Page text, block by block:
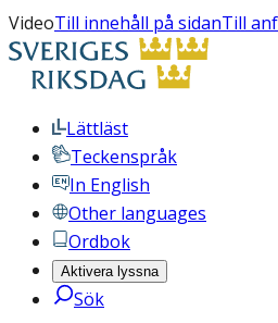
VideoTill innehåll på sidanTill
Lättläst
Teckenspråk
In English
Other languages
Ordbok
Aktivera lyssna
Sök